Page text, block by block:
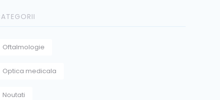
Oftalmologie
Optica medicala
Noutati